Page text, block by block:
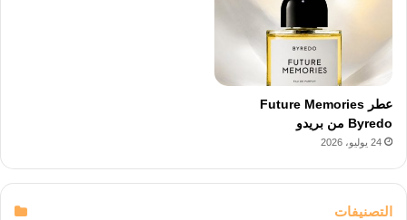
عطر Future Memories
Byredo من بريدو
24 يوليو، 2026
التصنيفات